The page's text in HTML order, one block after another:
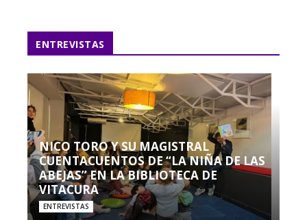
ENTREVISTAS
NICO TORO Y SU MAGISTRAL
CUENTACUENTOS DE “LA NIÑA DE LAS
ABEJAS” EN LA BIBLIOTECA DE
VITACURA
ENTREVISTAS